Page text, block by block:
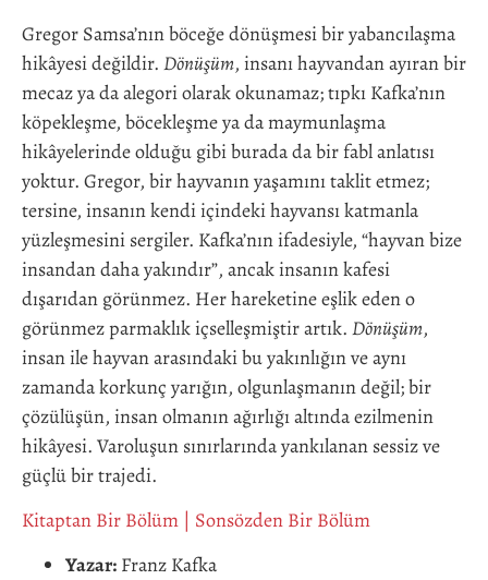
Gregor Samsa’nın böceğe dönüşmesi bir yabancılaşma
hikâyesi değildir. Dönüşüm, insanı hayvandan ayıran bir
mecaz ya da alegori olarak okunamaz; tıpkı Kafka’nın
köpekleşme, böcekleşme ya da maymunlaşma
hikâyelerinde olduğu gibi burada da bir fabl anlatısı
yoktur. Gregor, bir hayvanın yaşamını taklit etmez;
tersine, insanın kendi içindeki hayvansı katmanla
yüzleşmesini sergiler. Kafka’nın ifadesiyle, “hayvan bize
insandan daha yakındır”, ancak insanın kafesi
dışarıdan görünmez. Her hareketine eşlik eden o
görünmez parmaklık içselleşmiştir artık. Dönüşüm,
insan ile hayvan arasındaki bu yakınlığın ve aynı
zamanda korkunç yarığın, olgunlaşmanın değil; bir
çözülüşün, insan olmanın ağırlığı altında ezilmenin
hikâyesi. Varoluşun sınırlarında yankılanan sessiz ve
güçlü bir trajedi.
Kitaptan Bir Bölüm | Sonsözden Bir Bölüm
Yazar: Franz Kafka